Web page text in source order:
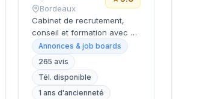
Bordeaux
Cabinet de recrutement,
conseil et formation avec 30
agences en Europe. Recrute
environ 3 000 candidats par
an avec un délai moyen de
28 jours. Note Google 5.0/5
(265 avis). Valeurs :
Annonces & job boards
265 avis
Tél. disponible
1 ans d'ancienneté